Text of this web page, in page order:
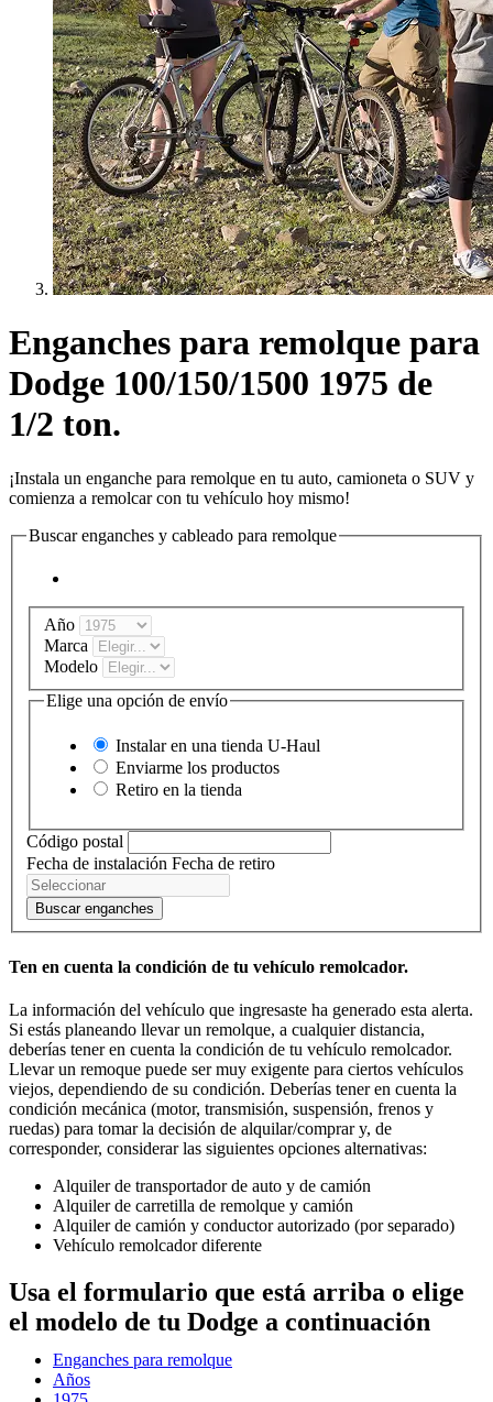
Enganches para remolque para
Dodge 100/150/1500 1975 de
1/2 ton.
¡Instala un enganche para remolque en tu auto, camioneta o SUV y
comienza a remolcar con tu vehículo hoy mismo!
Buscar enganches y cableado para remolque
Año
Marca
Modelo
Elige una opción de envío
Instalar en una tienda U-Haul
Enviarme los productos
Retiro en la tienda
Código postal
Fecha de instalación Fecha de retiro
Buscar enganches
Ten en cuenta la condición de tu vehículo remolcador.
La información del vehículo que ingresaste ha generado esta alerta.
Si estás planeando llevar un remolque, a cualquier distancia,
deberías tener en cuenta la condición de tu vehículo remolcador.
Llevar un remoque puede ser muy exigente para ciertos vehículos
viejos, dependiendo de su condición. Deberías tener en cuenta la
condición mecánica (motor, transmisión, suspensión, frenos y
ruedas) para tomar la decisión de alquilar/comprar y, de
corresponder, considerar las siguientes opciones alternativas:
Alquiler de transportador de auto y de camión
Alquiler de carretilla de remolque y camión
Alquiler de camión y conductor autorizado (por separado)
Vehículo remolcador diferente
Usa el formulario que está arriba o elige
el modelo de tu Dodge a continuación
Enganches para remolque
Años